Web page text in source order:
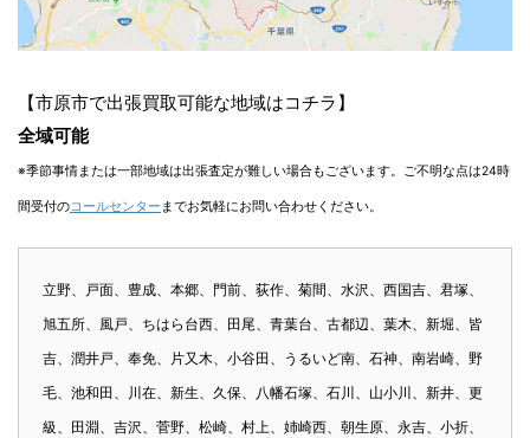
【市原市で出張買取可能な地域はコチラ】
全域可能
※季節事情または一部地域は出張査定が難しい場合もございます。ご不明な点は24時
間受付のコールセンター までお気軽にお問い合わせください。
立野、戸面、豊成、本郷、門前、荻作、菊間、水沢、西国吉、君塚、
旭五所、風戸、ちはら台西、田尾、青葉台、古都辺、葉木、新堀、皆
吉、潤井戸、奉免、片又木、小谷田、うるいど南、石神、南岩崎、野
毛、池和田、川在、新生、久保、八幡石塚、石川、山小川、新井、更
級、田淵、吉沢、菅野、松崎、村上、姉崎西、朝生原、永吉、小折、